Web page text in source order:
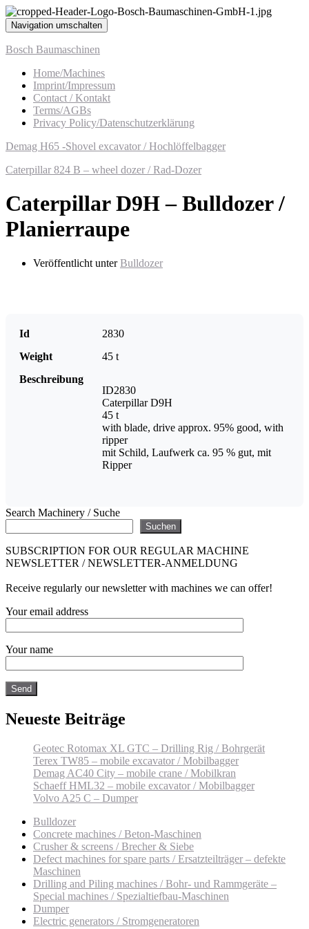
Navigation umschalten
Bosch Baumaschinen
Home/Machines
Imprint/Impressum
Contact / Kontakt
Terms/AGBs
Privacy Policy/Datenschutzerklärung
Demag H65 -Shovel excavator / Hochlöffelbagger
Caterpillar 824 B – wheel dozer / Rad-Dozer
Caterpillar D9H – Bulldozer /
Planierraupe
Veröffentlicht unterBulldozer
Id
2830
Weight
45 t
Beschreibung
ID2830
Caterpillar D9H
45 t
with blade, drive approx. 95% good, with
ripper
mit Schild, Laufwerk ca. 95 % gut, mit
Ripper
Search Machinery / Suche
Suchen
SUBSCRIPTION FOR OUR REGULAR MACHINE
NEWSLETTER / NEWSLETTER-ANMELDUNG
Receive regularly our newsletter with machines we can offer!
Your email address
Your name
Neueste Beiträge
Geotec Rotomax XL GTC – Drilling Rig / Bohrgerät
Terex TW85 – mobile excavator / Mobilbagger
Demag AC40 City – mobile crane / Mobilkran
Schaeff HML32 – mobile excavator / Mobilbagger
Volvo A25 C – Dumper
Bulldozer
Concrete machines / Beton-Maschinen
Crusher & screens / Brecher & Siebe
Defect machines for spare parts / Ersatzteilträger – defekte
Maschinen
Drilling and Piling machines / Bohr- und Rammgeräte –
Special machines / Spezialtiefbau-Maschinen
Dumper
Electric generators / Stromgeneratoren